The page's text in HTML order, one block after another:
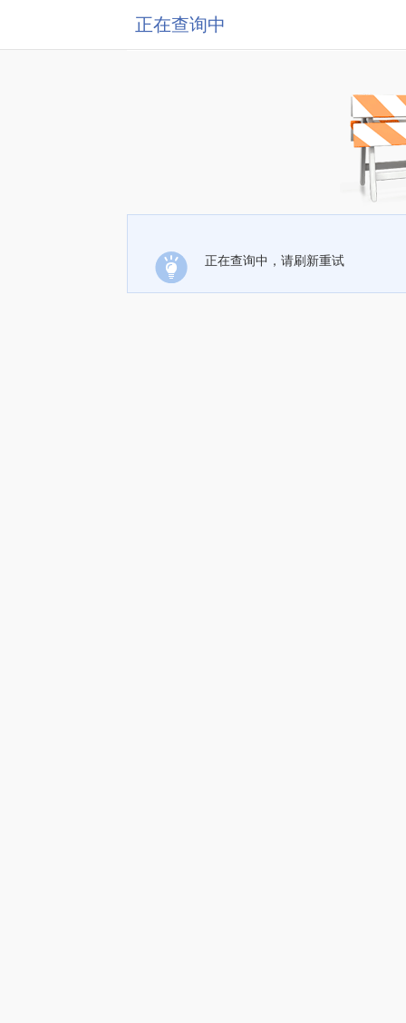
正在查询中
正在查询中，请刷新重试